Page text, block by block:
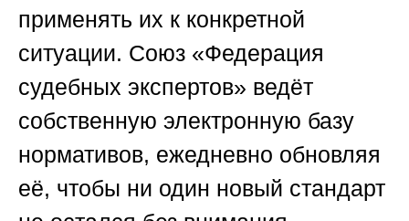
применять их к конкретной
ситуации. Союз «Федерация
судебных экспертов» ведёт
собственную электронную базу
нормативов, ежедневно обновляя
её, чтобы ни один новый стандарт